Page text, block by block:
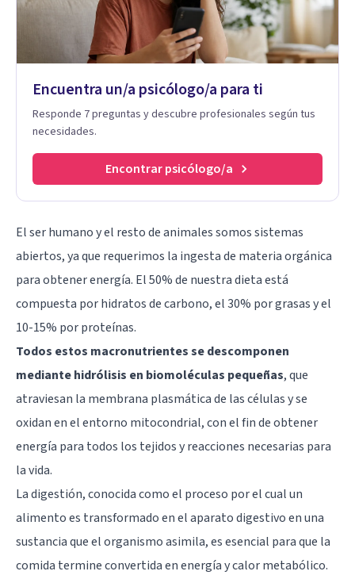
Encuentra un/a psicólogo/a para ti
Responde 7 preguntas y descubre profesionales según tus
necesidades.
Encontrar psicólogo/a
El ser humano y el resto de animales somos sistemas
abiertos, ya que requerimos la ingesta de materia orgánica
para obtener energía. El 50% de nuestra dieta está
compuesta por hidratos de carbono, el 30% por grasas y el
10-15% por proteínas.
Todos estos macronutrientes se descomponen
mediante hidrólisis en biomoléculas pequeñas, que
atraviesan la membrana plasmática de las células y se
oxidan en el entorno mitocondrial, con el fin de obtener
energía para todos los tejidos y reacciones necesarias para
la vida.
La digestión, conocida como el proceso por el cual un
alimento es transformado en el aparato digestivo en una
sustancia que el organismo asimila, es esencial para que la
comida termine convertida en energía y calor metabólico.